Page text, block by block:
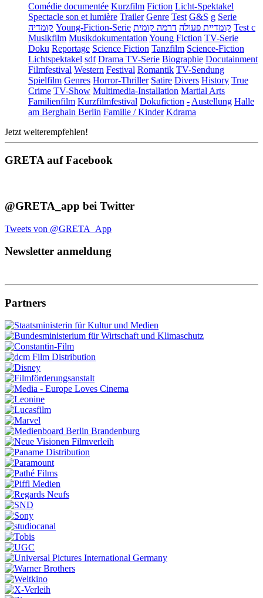
Comédie documentée Kurzfilm Fiction Licht-Spektakel
Spectacle son et lumière Trailer Genre Test G&S g Serie
קומדיה Young-Fiction-Serie קומדיית פעולה דרמה קומית
Test c
Musikfilm Musikdokumentation Young Fiction TV-Serie
Doku Reportage Science Fiction Tanzfilm Science-Fiction
Lichtspektakel sdf Drama TV-Serie Biographie Docutainment
Filmfestival Western Festival Romantik TV-Sendung
Spielfilm Genres Horror-Thriller Satire Divers History True
Crime TV-Show Multimedia-Installation Martial Arts
Familienfilm Kurzfilmfestival Dokufiction - Austellung Halle
am Berghain Berlin Familie / Kinder Kdrama
Jetzt weiterempfehlen!
GRETA auf Facebook
@GRETA_app bei Twitter
Tweets von @GRETA_App
Newsletter anmeldung
Partners